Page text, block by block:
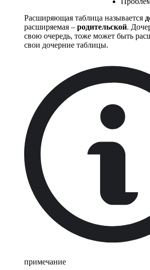
Расширяющая таблица называется
расширяемая – родительской.
свою очередь, тоже может быть
свои дочерние таблицы.
примечание